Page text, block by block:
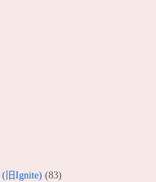
(旧Ignite) (83)